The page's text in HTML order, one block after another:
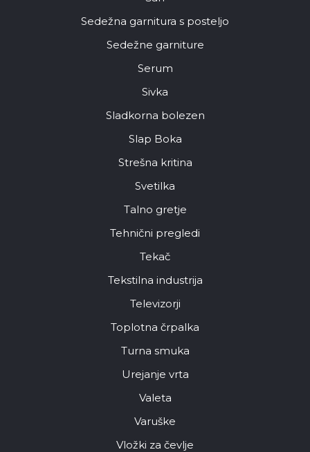
Sedežna garnitura s posteljo
Sedežne garniture
Serum
Sivka
Sladkorna bolezen
Slap Boka
Strešna kritina
Svetilka
Talno gretje
Tehnični pregledi
Tekač
Tekstilna industrija
Televizorji
Toplotna črpalka
Turna smuka
Urejanje vrta
Valeta
Varuške
Vložki za čevlje